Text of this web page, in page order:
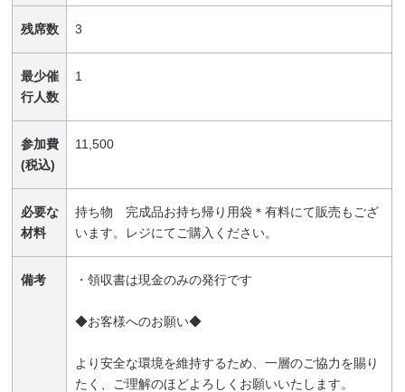
残席数 3
最少催
行人数
1
参加費
(税込)
11,500
必要な
材料
持ち物 完成品お持ち帰り用袋＊有料にて販売もござ
います。レジにてご購入ください。
備考 ・領収書は現金のみの発行です
◆お客様へのお願い◆
より安全な環境を維持するため、一層のご協力を賜り
たく、ご理解のほどよろしくお願いいたします。